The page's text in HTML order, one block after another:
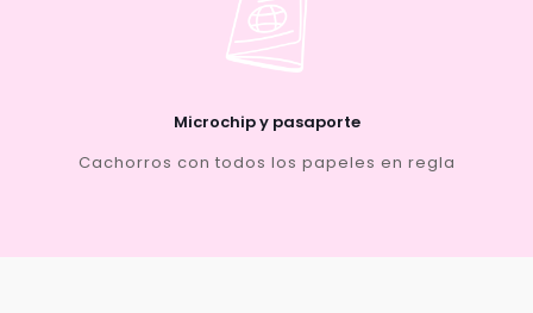
Microchip y pasaporte
Cachorros con todos los papeles en regla